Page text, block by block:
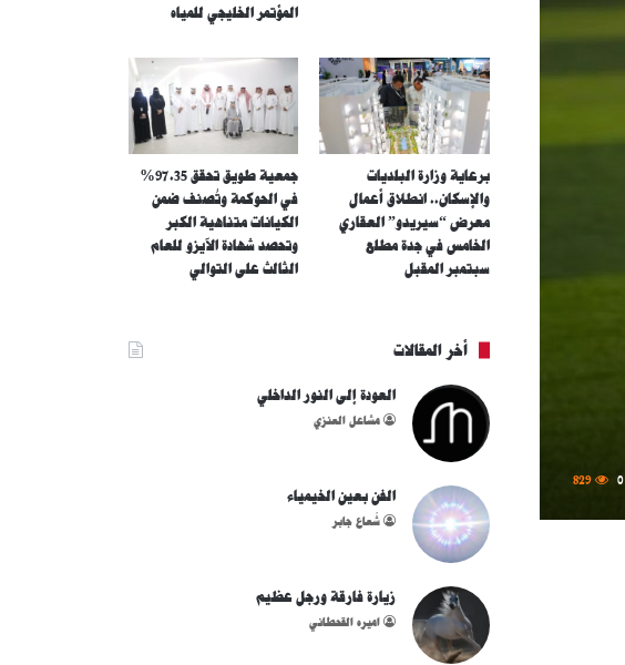
0
829
المؤتمر الخليجي للمياه
برعاية وزارة البلديات
والإسكان.. انطلاق أعمال
معرض “سيريدو” العقاري
الخامس في جدة مطلع
سبتمبر المقبل
جمعية طويق تحقق 97.35%
في الحوكمة وتُصنف ضمن
الكيانات متناهية الكبر
وتحصد شهادة الآيزو للعام
الثالث على التوالي
أخر المقالات
العودة إلى النور الداخلي
مشاعل العنزي
الفن بعين الخيمياء
شُعاع جابر
زيارة فارقة ورجل عظيم
اميره القحطاني